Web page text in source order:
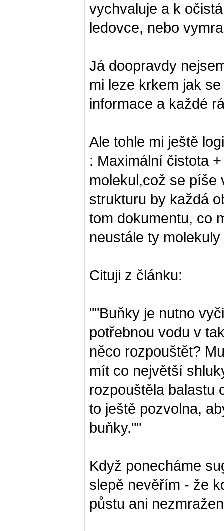
vychvaluje a k
ledovce, nebo
Já doopravdy
mi leze krkem jak
informace a každé
Ale tohle mi ještě
: Maximální čistota
molekul,což se píše
strukturu by každá
tom dokumentu, co
neustále ty
Cituji z článku:
""Buňky je nutno
potřebnou vodu v
něco rozpouštět?
mít co největší
rozpouštěla balastu
to ještě pozvolna,
buňky.""
Když ponecháme
slepě nevěřím - že
půstu ani